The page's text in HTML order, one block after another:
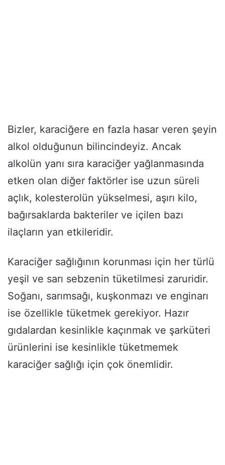
Bizler, karaciğere en fazla hasar veren şeyin
alkol olduğunun bilincindeyiz. Ancak
alkolün yanı sıra karaciğer yağlanmasında
etken olan diğer faktörler ise uzun süreli
açlık, kolesterolün yükselmesi, aşırı kilo,
bağırsaklarda bakteriler ve içilen bazı
ilaçların yan etkileridir.
Karaciğer sağlığının korunması için her türlü
yeşil ve sarı sebzenin tüketilmesi zaruridir.
Soğanı, sarımsağı, kuşkonmazı ve enginarı
ise özellikle tüketmek gerekiyor. Hazır
gıdalardan kesinlikle kaçınmak ve şarküteri
ürünlerini ise kesinlikle tüketmemek
karaciğer sağlığı için çok önemlidir.